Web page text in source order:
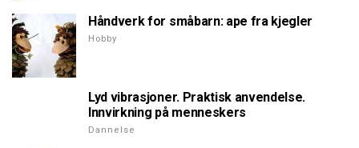
Håndverk for småbarn: ape fra kjegler
Hobby
Lyd vibrasjoner. Praktisk anvendelse.
Innvirkning på menneskers
Dannelse